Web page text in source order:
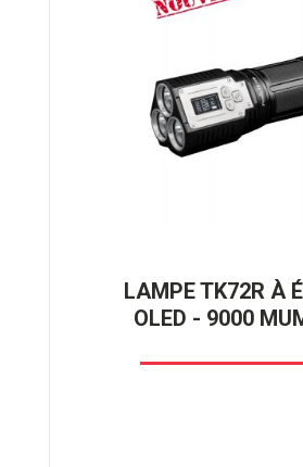
LAMPE TK72R À
OLED - 9000